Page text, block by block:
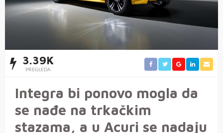
3.39K
PREGLEDA
Integra bi ponovo mogla da
se nađe na trkačkim
stazama, a u Acuri se nadaju